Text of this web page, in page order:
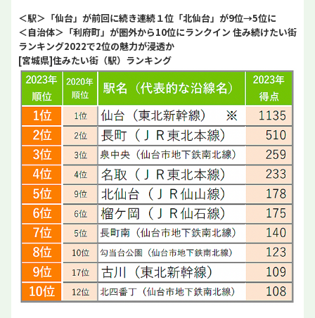
＜駅＞「仙台」が前回に続き連続１位「北仙台」が9位→5位に
＜自治体＞「利府町」が圏外から10位にランクイン 住み続けたい街
ランキング2022で2位の魅力が浸透か
[宮城県]住みたい街（駅）ランキング